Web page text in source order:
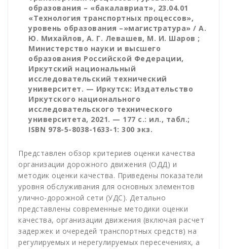
образования – «бакалавриат», 23.04.01
«Технология транспортных процессов»,
уровень образования –»магистратура» / А.
Ю. Михайлов, А. Г. Левашев, М. И. Шаров ;
Министерство науки и высшего
образования Российской Федерации,
Иркутский национальный
исследовательский технический
университет. — Иркутск: Издательство
Иркутского национального
исследовательского технического
университета, 2021. — 177 с.: ил., табл.;
ISBN 978-5-8038-1633-1: 300 экз.
Представлен обзор критериев оценки качества
организации дорожного движения (ОДД) и
методик оценки качества. Приведены показатели
уровня обслуживания для основных элементов
улично-дорожной сети (УДС). Детально
представлены современные методики оценки
качества, организации движения (включая расчет
задержек и очередей транспортных средств) на
регулируемых и нерегулируемых пересечениях, а